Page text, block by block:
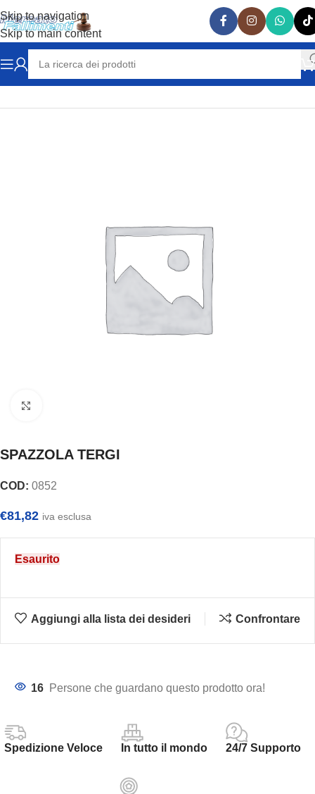
Skip to navigation
Skip to main content
Home RICAMBI AUTO LAMBORGHINI
SPAZZOLA TERGI
COD: 0852
€81,82 iva esclusa
Esaurito
Aggiungi alla lista dei desideri Confrontare
16 Persone che guardano questo prodotto ora!
Spedizione Veloce In tutto il mondo 24/7 Supporto